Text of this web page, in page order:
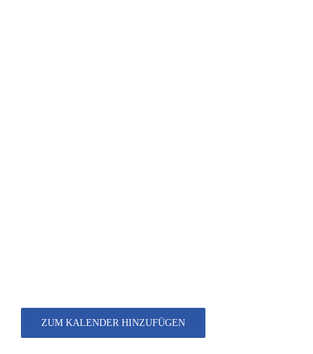
ZUM KALENDER HINZUFÜGEN